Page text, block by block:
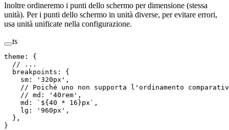
Inoltre ordineremo i punti dello schermo per dimensione (stessa
unità). Per i punti dello schermo in unità diverse, per evitare errori,
usa unità unificate nella configurazione.
ts
theme :
{
  // ...
  breakpoints
:
{
    sm
: ' 320px ' ,
// Poiché uno non supporta l'ordinamento
    // md: '40rem',
    md
: ` ${40 * 16}px ` ,
    lg
: ' 960px ' ,
  },
}